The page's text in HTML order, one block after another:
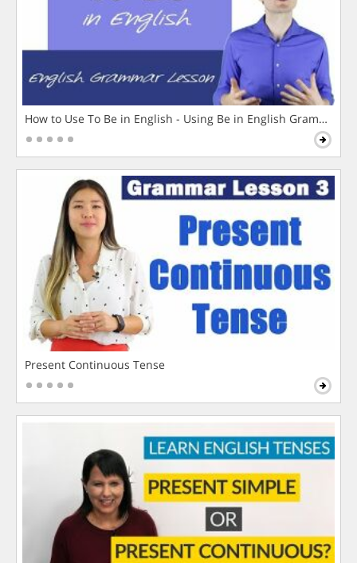
How to Use To Be in English - Using Be in English Grammar
Present Continuous Tense